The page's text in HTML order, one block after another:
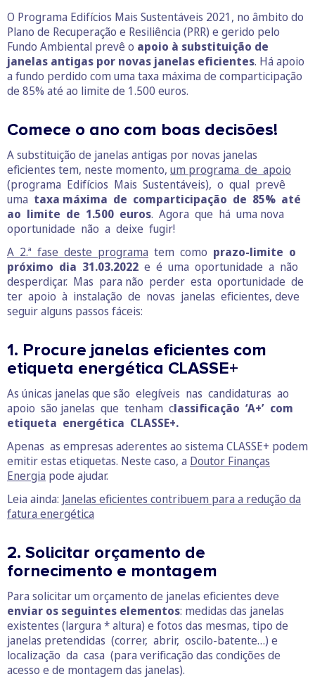
O Programa Edifícios Mais Sustentáveis 2021, no âmbito do
Plano de Recuperação e Resiliência (PRR) e gerido pelo
Fundo Ambiental prevê o apoio à substituição de
janelas antigas por novas janelas eficientes. Há apoio
a fundo perdido com uma taxa máxima de comparticipação
de 85% até ao limite de 1.500 euros.
Comece o ano com boas decisões!
A substituição de janelas antigas por novas janelas
eficientes tem, neste momento, um programa de apoio
(programa Edifícios Mais Sustentáveis), o qual prevê
uma taxa máxima de comparticipação de 85% até
ao limite de 1.500 euros. Agora que há uma nova
oportunidade não a deixe fugir!
A 2.ª fase deste programa tem como prazo-limite o
próximo dia 31.03.2022 e é uma oportunidade a não
desperdiçar. Mas para não perder esta oportunidade de
ter apoio à instalação de novas janelas eficientes, deve
seguir alguns passos fáceis:
1. Procure janelas eficientes com
etiqueta energética CLASSE+
As únicas janelas que são elegíveis nas candidaturas ao
apoio são janelas que tenham classificação ‘A+’ com
etiqueta energética CLASSE+.
Apenas as empresas aderentes ao sistema CLASSE+ podem
emitir estas etiquetas. Neste caso, a Doutor Finanças
Energia pode ajudar.
Leia ainda: Janelas eficientes contribuem para a redução da
fatura energética
2. Solicitar orçamento de
fornecimento e montagem
Para solicitar um orçamento de janelas eficientes deve
enviar os seguintes elementos: medidas das janelas
existentes (largura * altura) e fotos das mesmas, tipo de
janelas pretendidas (correr, abrir, oscilo-batente…) e
localização da casa (para verificação das condições de
acesso e de montagem das janelas).